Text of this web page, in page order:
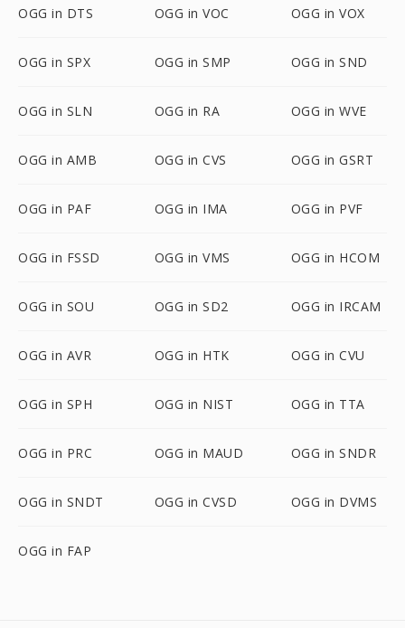
OGG in DTS OGG in VOC OGG in VOX
OGG in SPX OGG in SMP OGG in SND
OGG in SLN OGG in RA OGG in WVE
OGG in AMB OGG in CVS OGG in GSRT
OGG in PAF OGG in IMA OGG in PVF
OGG in FSSD OGG in VMS OGG in HCOM
OGG in SOU OGG in SD2 OGG in IRCAM
OGG in AVR OGG in HTK OGG in CVU
OGG in SPH OGG in NIST OGG in TTA
OGG in PRC OGG in MAUD OGG in SNDR
OGG in SNDT OGG in CVSD OGG in DVMS
OGG in FAP